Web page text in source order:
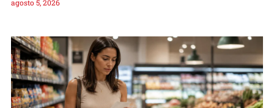
agosto 5, 2026